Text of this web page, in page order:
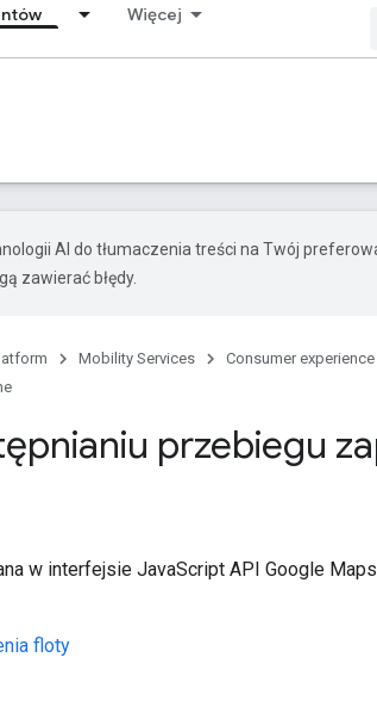
Więcej
AI do tłumaczenia treści na Twój
zawierać błędy.
Mobility Services
Consumer experience
przebiegu
w interfejsie JavaScript API Google
floty